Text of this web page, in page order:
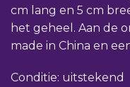
cm lang en 5 cm
het geheel. Aan de
made in China en
Conditie: uitstekend